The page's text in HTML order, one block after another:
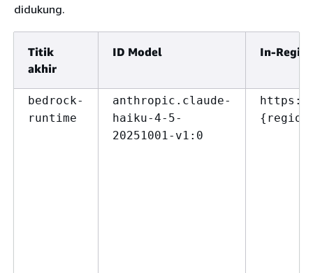
didukung.
Titik
akhir
ID Model In-
bedrock-
runtime
anthropic.claude-
haiku-4-5-
20251001-v1:0
https://
{